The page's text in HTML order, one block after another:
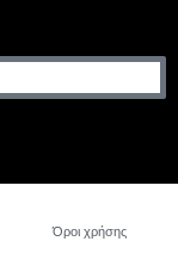
Όροι χρήσης